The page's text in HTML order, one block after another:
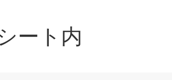
ート内